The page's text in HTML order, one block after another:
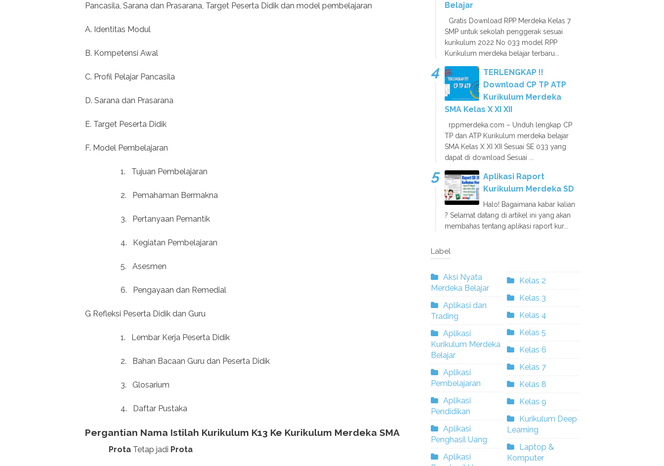
Pancasila, Sarana dan Prasarana, Target Peserta Didik dan model pembelajaran
A. Identitas Modul
B. Kompetensi Awal
C. Profil Pelajar Pancasila
D. Sarana dan Prasarana
E. Target Peserta Didik
F. Model Pembelajaran
1. Tujuan Pembelajaran
2. Pemahaman Bermakna
3. Pertanyaan Pemantik
4. Kegiatan Pembelajaran
5. Asesmen
6. Pengayaan dan Remedial
G Refleksi Peserta Didik dan Guru
1. Lembar Kerja Peserta Didik
2. Bahan Bacaan Guru dan Peserta Didik
3. Glosarium
4. Daftar Pustaka
Pergantian Nama Istilah Kurikulum K13 Ke Kurikulum Merdeka SMA
Prota Tetap jadi Prota
Belajar
Gratis Download RPP Merdeka Kelas 7
SMP untuk sekolah penggerak sesuai
kurikulum 2022 No 033 model RPP
Kurikulum merdeka belajar terbaru...
TERLENGKAP !!
Download CP TP ATP
Kurikulum Merdeka
SMA Kelas X XI XII
rppmerdeka.com – Unduh lengkap CP
TP dan ATP Kurikulum merdeka belajar
SMA Kelas X XI XII Sesuai SE 033 yang
dapat di download Sesuai ...
Aplikasi Raport
Kurikulum Merdeka SD
Halo! Bagaimana kabar kalian
? Selamat datang di artikel ini yang akan
membahas tentang aplikasi raport kur...
Label
Aksi Nyata
Merdeka Belajar
Aplikasi dan
Trading
Aplikasi
Kurikulum Merdeka
Belajar
Aplikasi
Pembelajaran
Aplikasi
Pendidikan
Aplikasi
Penghasil Uang
Aplikasi
Kelas 2
Kelas 3
Kelas 4
Kelas 5
Kelas 6
Kelas 7
Kelas 8
Kelas 9
Kurikulum Deep
Learning
Laptop &
Komputer